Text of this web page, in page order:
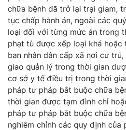
Cơ quan báo chí:
Thời báo VTV
Giấy phép hoạt động báo in và báo
cấp ngày 29/12/2023
Tổng Biên tập: Vũ Thanh Thủy
Phó Tổng Biên tập:Nguyễn Thị Mỹ
Nguyễn Trọng Ninh
Tổng đài VTV:024.38 355 931 -
Ðiện thoại Thời báo VTV:024.66 897
Email:toasoan@vtv.vn
Liên hệ quảng cáo:
024-7300.7108
chữa bệnh đã trở lại trại giam,
tục chấp hành án, ngoài các
loại đối với từng mức án trong
phạt tù được xếp loại khá
ban nhân dân cấp xã nơi cư
giao quản lý trong thời gian
cơ sở y tế điều trị trong thời
pháp tư pháp bắt buộc chữa
thời gian được tạm đình chỉ
pháp tư pháp bắt buộc chữa
nghiêm chỉnh các quy định của